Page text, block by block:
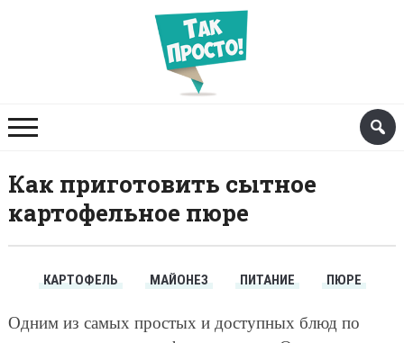
Как приготовить сытное
картофельное пюре
КАРТОФЕЛЬ МАЙОНЕЗ ПИТАНИЕ ПЮРЕ
Одним из самых простых и доступных блюд по